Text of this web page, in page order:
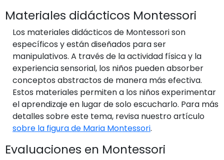
Materiales didácticos Montessori
Los materiales didácticos de Montessori son
específicos y están diseñados para ser
manipulativos. A través de la actividad física y la
experiencia sensorial, los niños pueden absorber
conceptos abstractos de manera más efectiva.
Estos materiales permiten a los niños experimentar
el aprendizaje en lugar de solo escucharlo. Para más
detalles sobre este tema, revisa nuestro artículo
sobre la figura de Maria Montessori.
Evaluaciones en Montessori